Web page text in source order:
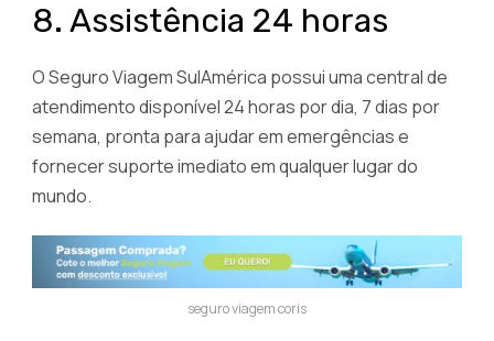
8. Assistência 24 horas
O Seguro Viagem SulAmérica possui uma central de
atendimento disponível 24 horas por dia, 7 dias por
semana, pronta para ajudar em emergências e
fornecer suporte imediato em qualquer lugar do
mundo.
seguro viagem coris